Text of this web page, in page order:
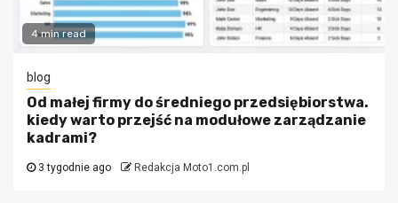
4 min read
blog
Od małej firmy do średniego przedsiębiorstwa.
kiedy warto przejść na modułowe zarządzanie
kadrami?
3 tygodnie ago Redakcja Moto1.com.pl